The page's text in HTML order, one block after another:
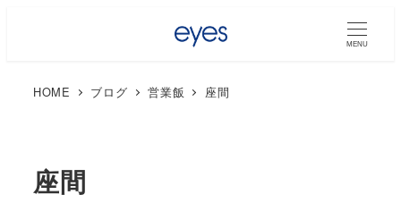
MENU
HOME ブログ 営業飯 座間
座間